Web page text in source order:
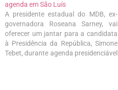
agenda em São Luís
A presidente estadual do MDB, ex-
governadora Roseana Sarney, vai
oferecer um jantar para a candidata
à Presidência da República, Simone
Tebet, durante agenda presidenciável